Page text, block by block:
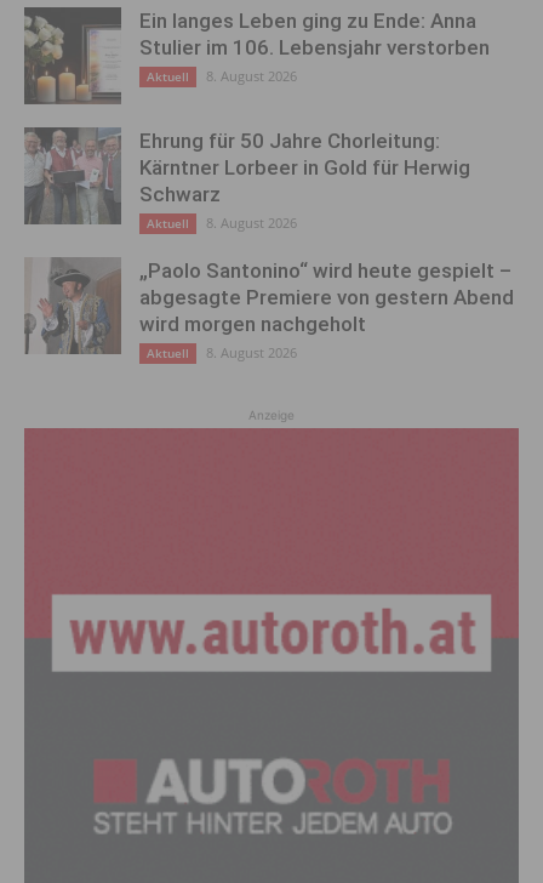
Ein langes Leben ging zu Ende: Anna
Stulier im 106. Lebensjahr verstorben
Aktuell 8. August 2026
Ehrung für 50 Jahre Chorleitung:
Kärntner Lorbeer in Gold für Herwig
Schwarz
Aktuell 8. August 2026
„Paolo Santonino“ wird heute gespielt –
abgesagte Premiere von gestern Abend
wird morgen nachgeholt
Aktuell 8. August 2026
Anzeige